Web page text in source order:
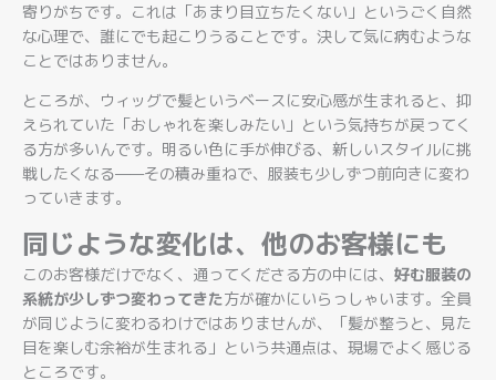
寄りがちです。これは「あまり目立ちたくない」というごく自然
な心理で、誰にでも起こりうることです。決して気に病むような
ことではありません。
ところが、ウィッグで髪というベースに安心感が生まれると、抑
えられていた「おしゃれを楽しみたい」という気持ちが戻ってく
る方が多いんです。明るい色に手が伸びる、新しいスタイルに挑
戦したくなる——その積み重ねで、服装も少しずつ前向きに変わ
っていきます。
同じような変化は、他のお客様にも
このお客様だけでなく、通ってくださる方の中には、 好む服装の
系統が少しずつ変わってきた方が確かにいらっしゃいます。全員
が同じように変わるわけではありませんが、「髪が整うと、見た
目を楽しむ余裕が生まれる」という共通点は、現場でよく感じる
ところです。